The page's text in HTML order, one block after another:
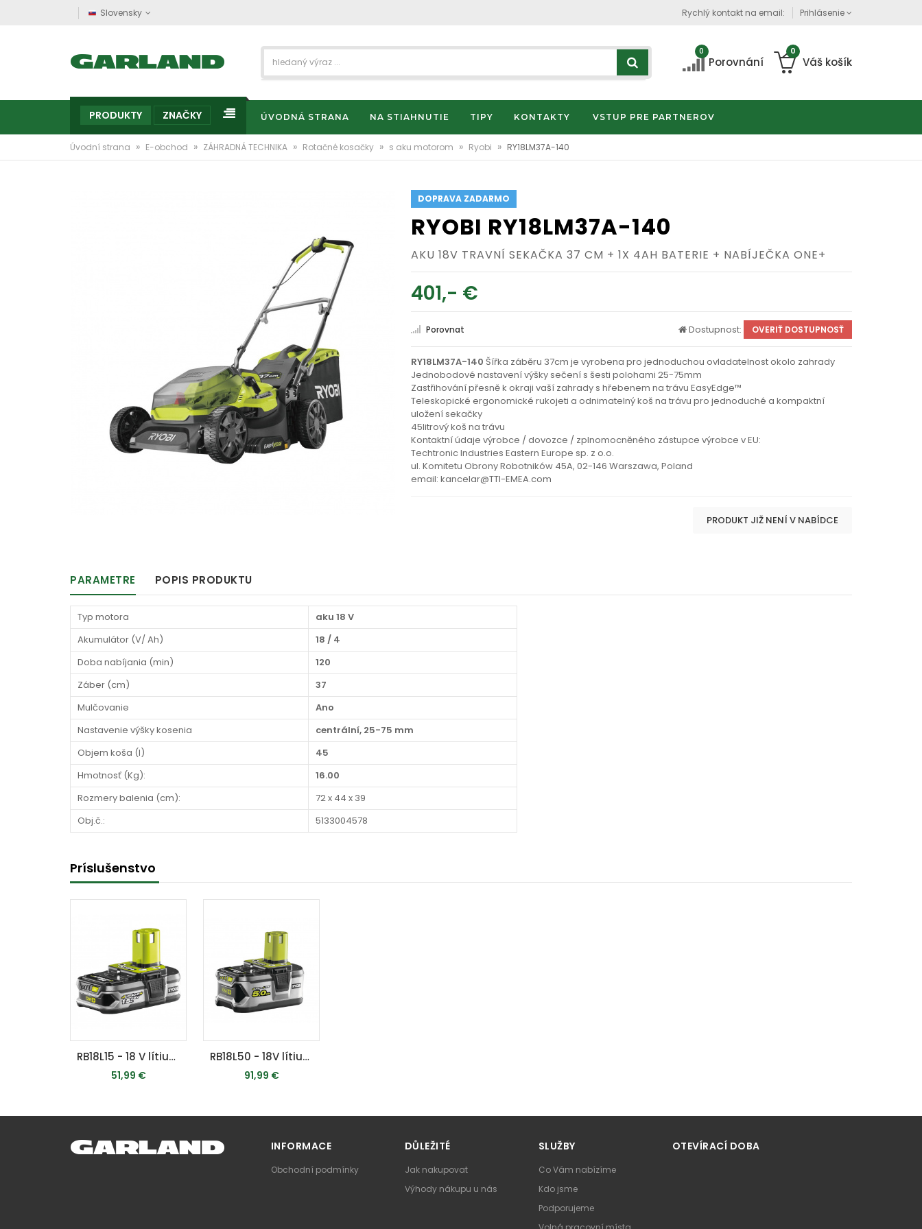
Slovensky Rychlý kontakt na email: Prihlásenie
0
Porovnání
0
Váš košík
PRODUKTY ZNAČKY ÚVODNÁ STRANA NA STIAHNUTIE TIPY KONTAKTY VSTUP PRE PARTNEROV
Úvodní strana » E-obchod » ZÁHRADNÁ TECHNIKA » Rotačné kosačky » s aku motorom » Ryobi » RY18LM37A-140
DOPRAVA ZADARMO
RYOBI RY18LM37A-140
AKU 18V TRAVNÍ SEKAČKA 37 CM + 1X 4AH BATERIE + NABÍJEČKA ONE+
401,- €
Porovnat Dostupnost: OVERIŤ DOSTUPNOSŤ
RY18LM37A-140 Šířka záběru 37cm je vyrobena pro jednoduchou ovladatelnost okolo zahrady
Jednobodové nastavení výšky sečení s šesti polohami 25-75mm
Zastřihování přesně k okraji vaší zahrady s hřebenem na trávu EasyEdge™
Teleskopické ergonomické rukojeti a odnimatelný koš na trávu pro jednoduché a kompaktní
uložení sekačky
45litrový koš na trávu
Kontaktní údaje výrobce / dovozce / zplnomocněného zástupce výrobce v EU:
Techtronic Industries Eastern Europe sp. z o.o.
ul. Komitetu Obrony Robotników 45A, 02-146 Warszawa, Poland
email: kancelar@TTI-EMEA.com
PRODUKT JIŽ NENÍ V NABÍDCE
PARAMETRE POPIS PRODUKTU
Typ motora
aku 18 V
Akumulátor (V/ Ah)
18 / 4
Doba nabíjania (min)
120
Záber (cm)
37
Mulčovanie
Ano
Nastavenie výšky kosenia
centrální, 25-75 mm
Objem koša (l)
45
Hmotnosť (Kg):
16.00
Rozmery balenia (cm):
72 x 44 x 39
Obj.č.:
5133004578
Príslušenstvo
RB18L15 - 18 V lítium iónová batéria 1,5 Ah ONE+
51,99 €
PRIDAŤ DO KOŠÍKA
RB18L50 - 18V lítium iónová batéria 5,0Ah ONE+
91,99 €
PRIDAŤ DO KOŠÍKA
INFORMACE
Obchodní podmínky
DŮLEŽITÉ
Jak nakupovat
Výhody nákupu u nás
SLUŽBY
Co Vám nabízíme
Kdo jsme
Podporujeme
OTEVÍRACÍ DOBA